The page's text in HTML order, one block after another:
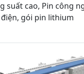
suất cao, Pin công
điện, gói pin lithium